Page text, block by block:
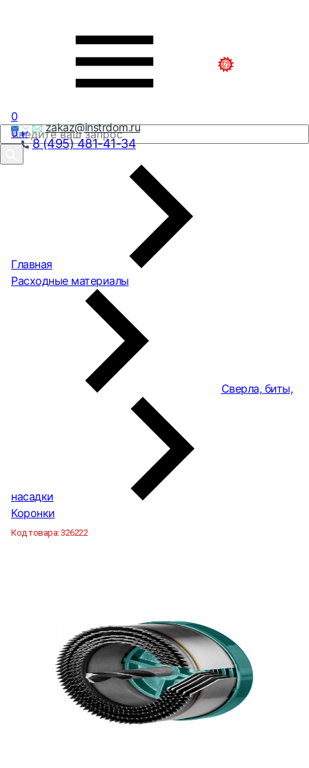
zakaz@instrdom.ru
8 (495) 481-41-34
0
0₽
Главная
Расходные материалы
Сверла, биты,
насадки
Коронки
Код товара:326222